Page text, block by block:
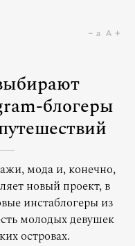
a A
блогеры
мода и, конечно,
новый проект, в
инстаблогеры из
молодых девушек
островах.